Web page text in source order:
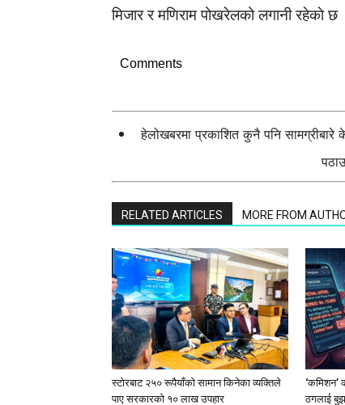
मिजार र मणिराम पोखरेलको लगानी रहेकाे छ
Comments
हेलोखबरमा प्रकाशित कुनै पनि सामग्रीबारे
RELATED ARTICLES MORE FROM
स्टाेरबाट २५० रूपैयाँको सामान किनेका व्यक्तिले
पाए सरकारको १० लाख उपहार
‘कमिशन’
ठगलाई